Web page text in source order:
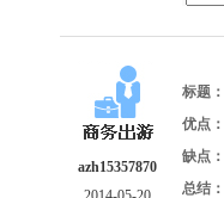
azh15357870
标题：
优点：
缺点：
总结：